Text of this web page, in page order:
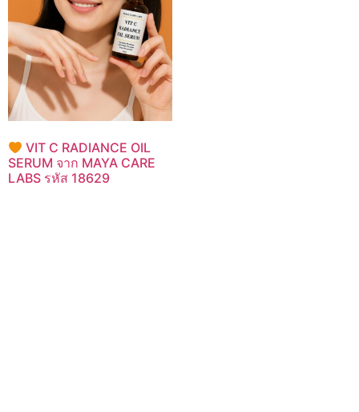
VIT C RADIANCE OIL
SERUM จาก MAYA CARE
LABS รหัส 18629